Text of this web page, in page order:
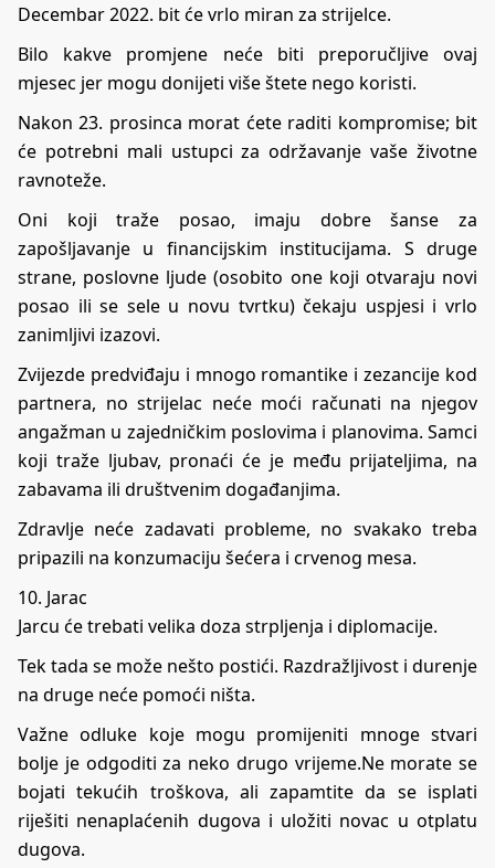
Decembar 2022. bit će vrlo miran za strijelce.
Bilo kakve promjene neće biti preporučljive ovaj
mjesec jer mogu donijeti više štete nego koristi.
Nakon 23. prosinca morat ćete raditi kompromise; bit
će potrebni mali ustupci za održavanje vaše životne
ravnoteže.
Oni koji traže posao, imaju dobre šanse za
zapošljavanje u financijskim institucijama. S druge
strane, poslovne ljude (osobito one koji otvaraju novi
posao ili se sele u novu tvrtku) čekaju uspjesi i vrlo
zanimljivi izazovi.
Zvijezde predviđaju i mnogo romantike i zezancije kod
partnera, no strijelac neće moći računati na njegov
angažman u zajedničkim poslovima i planovima. Samci
koji traže ljubav, pronaći će je među prijateljima, na
zabavama ili društvenim događanjima.
Zdravlje neće zadavati probleme, no svakako treba
pripazili na konzumaciju šećera i crvenog mesa.
10. Jarac
Jarcu će trebati velika doza strpljenja i diplomacije.
Tek tada se može nešto postići. Razdražljivost i durenje
na druge neće pomoći ništa.
Važne odluke koje mogu promijeniti mnoge stvari
bolje je odgoditi za neko drugo vrijeme.Ne morate se
bojati tekućih troškova, ali zapamtite da se isplati
riješiti nenaplaćenih dugova i uložiti novac u otplatu
dugova.